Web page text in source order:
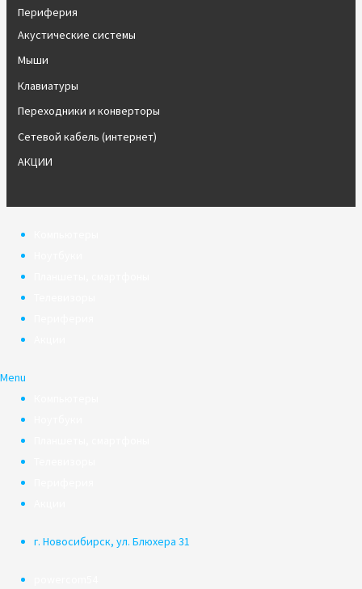
Периферия
Акустические системы
Мыши
Клавиатуры
Переходники и конверторы
Сетевой кабель (интернет)
АКЦИИ
Menu
г. Новосибирск, ул. Блюхера 31